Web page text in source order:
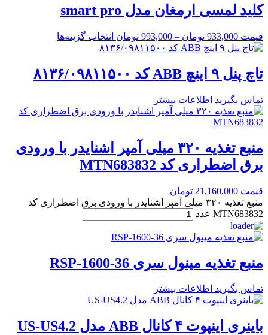
کلید لمسی ارمغان مدل smart pro
قیمت 933,000 تومان –
993,000 تومان انتخاب گزینه‌ها
تاچ پنل ۹ اینچ ABB کد ۸۱۳۶/۰۹۸۱۱۵۰۰
تماس بگیرید اطلاعات بیشتر
منبع تغذیه ۳۲۰ میلی آمپر اشنایدر با ورودی
برق اضطراری کد MTN683832
قیمت 21,160,000 تومان
منبع تغذیه ۳۲۰ میلی آمپر اشنایدر با ورودی برق اضطراری کد
MTN683832 عدد
منبع تغذیه مینول سری RSP-1600-36
تماس بگیرید اطلاعات بیشتر
باینری اینپوت ۴ کانال ABB مدل US-US4.2